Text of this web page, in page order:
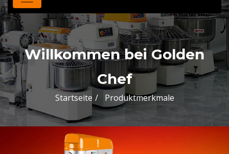
Willkommen bei Golden
Chef
Startseite Produktmerkmale